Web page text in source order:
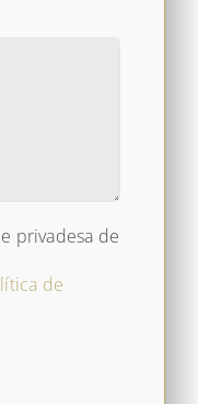
privadesa de
de